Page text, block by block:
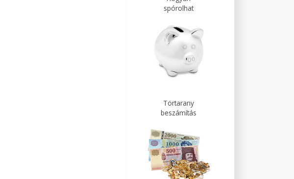
spórolhat
Törtarany
beszámítás